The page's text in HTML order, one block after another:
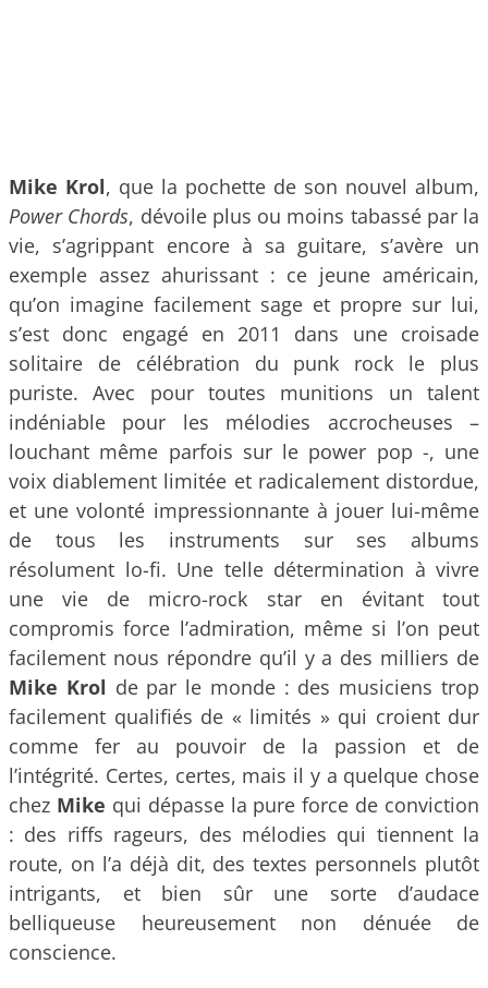
Mike Krol, que la pochette de son nouvel album,
Power Chords, dévoile plus ou moins tabassé par la
vie, s’agrippant encore à sa guitare, s’avère un
exemple assez ahurissant : ce jeune américain,
qu’on imagine facilement sage et propre sur lui,
s’est donc engagé en 2011 dans une croisade
solitaire de célébration du punk rock le plus
puriste. Avec pour toutes munitions un talent
indéniable pour les mélodies accrocheuses –
louchant même parfois sur le power pop -, une
voix diablement limitée et radicalement distordue,
et une volonté impressionnante à jouer lui-même
de tous les instruments sur ses albums
résolument lo-fi. Une telle détermination à vivre
une vie de micro-rock star en évitant tout
compromis force l’admiration, même si l’on peut
facilement nous répondre qu’il y a des milliers de
Mike Krol de par le monde : des musiciens trop
facilement qualifiés de « limités » qui croient dur
comme fer au pouvoir de la passion et de
l’intégrité. Certes, certes, mais il y a quelque chose
chez Mike qui dépasse la pure force de conviction
: des riffs rageurs, des mélodies qui tiennent la
route, on l’a déjà dit, des textes personnels plutôt
intrigants, et bien sûr une sorte d’audace
belliqueuse heureusement non dénuée de
conscience.